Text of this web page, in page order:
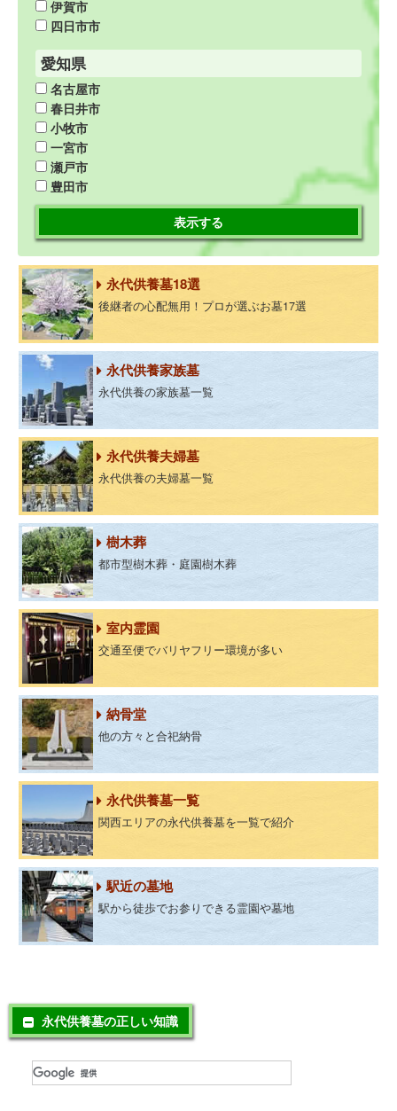
伊賀市
四日市市
愛知県
名古屋市
春日井市
小牧市
一宮市
瀬戸市
豊田市
表示する
永代供養墓18選
後継者の心配無用！プロが選ぶお墓17選
永代供養家族墓
永代供養の家族墓一覧
永代供養夫婦墓
永代供養の夫婦墓一覧
樹木葬
都市型樹木葬・庭園樹木葬
室内霊園
交通至便でバリヤフリー環境が多い
納骨堂
他の方々と合祀納骨
永代供養墓一覧
関西エリアの永代供養墓を一覧で紹介
駅近の墓地
駅から徒歩でお参りできる霊園や墓地
永代供養墓の正しい知識